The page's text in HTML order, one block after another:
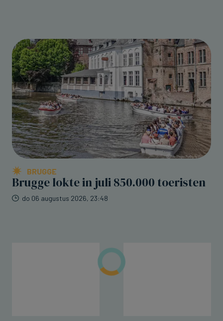
BRUGGE
Brugge lokte in juli 850.000 toeristen
do 06 augustus 2026, 23:48